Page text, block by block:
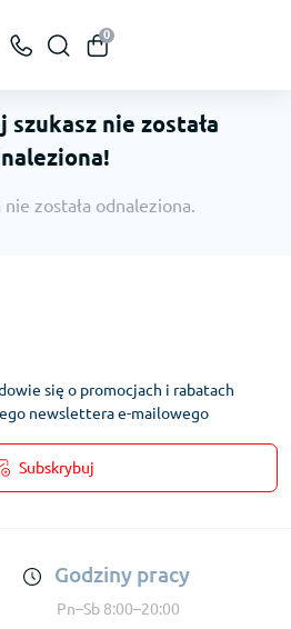
0
nie została
nie została odnaleziona.
się o promocjach i rabatach
newslettera e-mailowego
Subskrybuj
Godziny pracy
Pn–Sb 8:00–20:00